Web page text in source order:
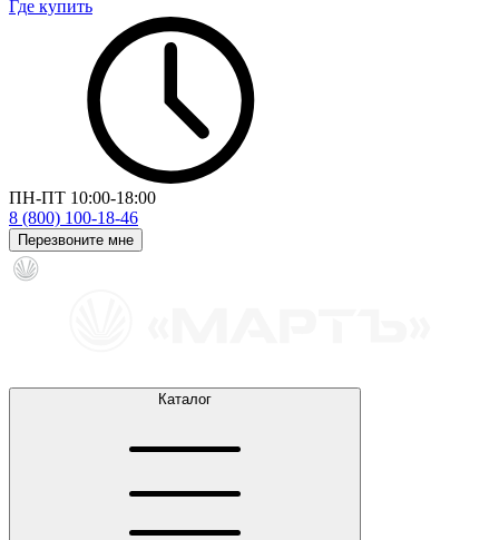
Где купить
ПН-ПТ 10:00-18:00
8 (800) 100-18-46
Перезвоните мне
Каталог